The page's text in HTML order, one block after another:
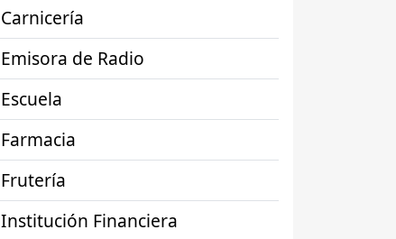
Carnicería
Emisora de Radio
Escuela
Farmacia
Frutería
Institución Financiera